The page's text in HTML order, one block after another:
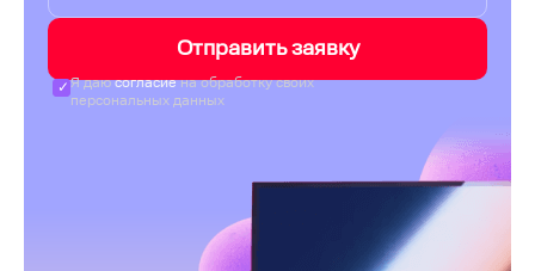
Отправить заявку
Я даюсогласиена обработку своих
персональных данных